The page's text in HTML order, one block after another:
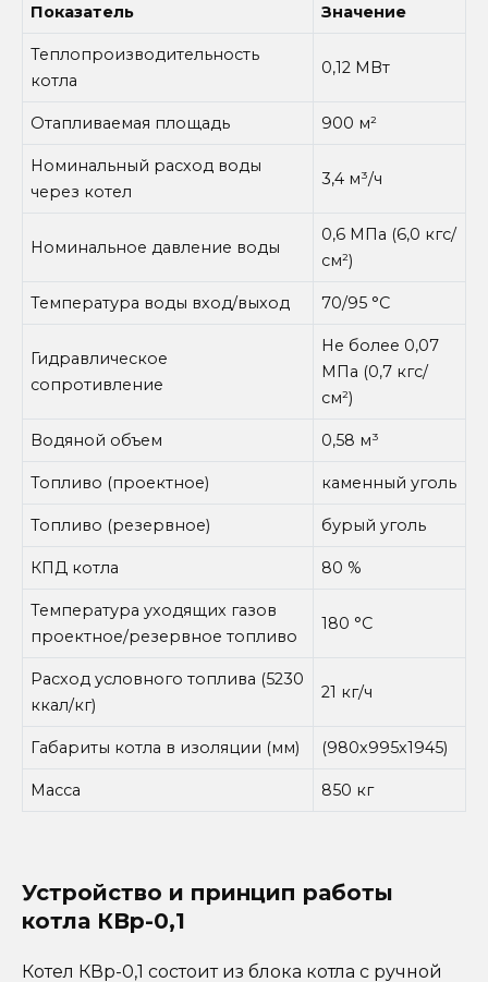
Показатель Значение
Теплопроизводительность
котла
0,12 МВт
Отапливаемая площадь 900 м²
Номинальный расход воды
через котел
3,4 м³/ч
Номинальное давление воды
0,6 МПа (6,0 кгс/
см²)
Температура воды вход/выход 70/95 °С
Гидравлическое
сопротивление
Не более 0,07
МПа (0,7 кгс/
см²)
Водяной объем 0,58 м³
Топливо (проектное) каменный уголь
Топливо (резервное) бурый уголь
КПД котла 80 %
Температура уходящих газов
проектное/резервное топливо
180 °С
Расход условного топлива (5230
ккал/кг)
21 кг/ч
Габариты котла в изоляции (мм) (980х995х1945)
Масса 850 кг
Устройство и принцип работы
котла КВр-0,1
Котел КВр-0,1 состоит из блока котла с ручной